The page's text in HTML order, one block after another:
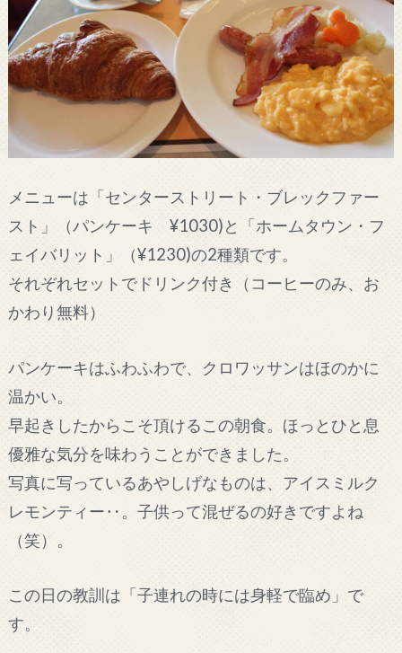
メニューは「センターストリート・ブレックファー
スト」（パンケーキ ¥1030)と「ホームタウン・フ
ェイバリット」（¥1230)の2種類です。
それぞれセットでドリンク付き（コーヒーのみ、お
かわり無料）
パンケーキはふわふわで、クロワッサンはほのかに
温かい。
早起きしたからこそ頂けるこの朝食。ほっとひと息
優雅な気分を味わうことができました。
写真に写っているあやしげなものは、アイスミルク
レモンティー‥。子供って混ぜるの好きですよね
（笑）。
この日の教訓は「子連れの時には身軽で臨め」で
す。